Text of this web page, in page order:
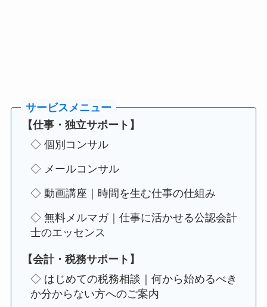
【仕事・独立サポート】
◇ 個別コンサル
◇ メールコンサル
◇ 動画講座｜時間を生む仕事の仕組み
◇ 無料メルマガ｜仕事に活かせる公認会計
士のエッセンス
【会計・税務サポート】
◇ はじめての税務相談｜何から始めるべき
か分からない方へのご案内